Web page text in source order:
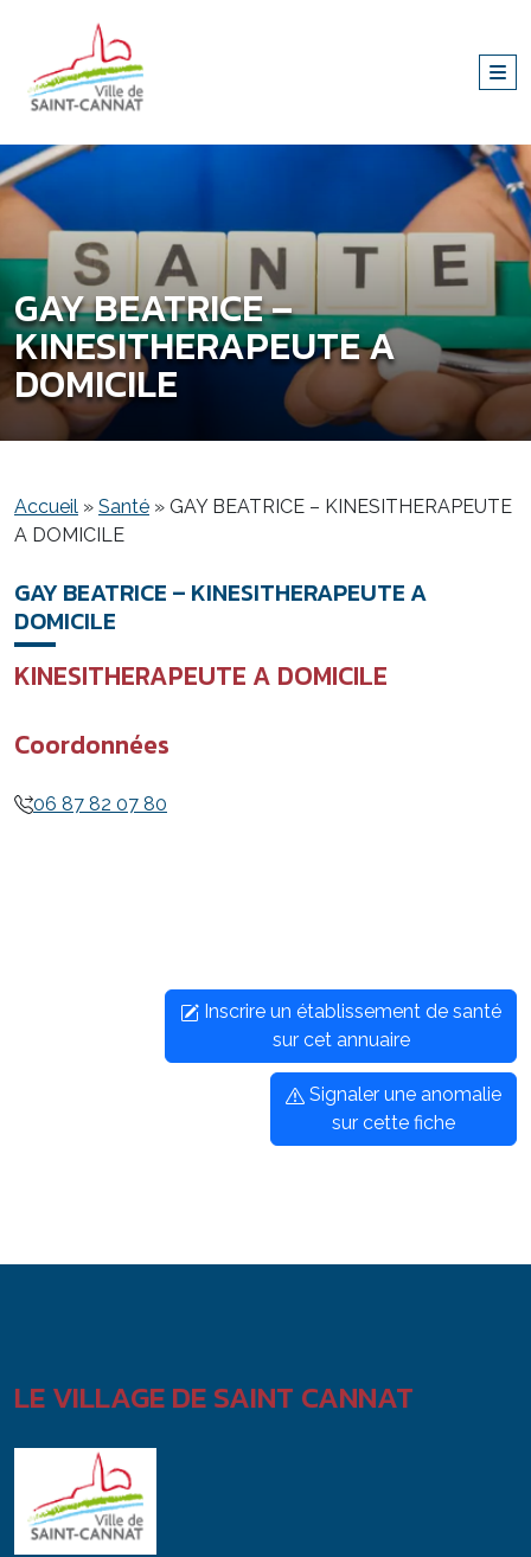
GAY BEATRICE –
KINESITHERAPEUTE A
DOMICILE
Accueil » Santé » GAY BEATRICE – KINESITHERAPEUTE
A DOMICILE
GAY BEATRICE – KINESITHERAPEUTE A
DOMICILE
KINESITHERAPEUTE A DOMICILE
Coordonnées
06 87 82 07 80
Inscrire un établissement de santé
sur cet annuaire
Signaler une anomalie
sur cette fiche
LE VILLAGE DE SAINT CANNAT